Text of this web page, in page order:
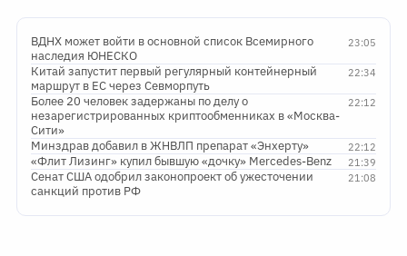
23:05
ВДНХ может войти в основной список Всемирного
наследия ЮНЕСКО
22:34
Китай запустит первый регулярный контейнерный
маршрут в ЕС через Севморпуть
22:12
Более 20 человек задержаны по делу о
незарегистрированных криптообменниках в «Москва-
Сити»
22:12
Минздрав добавил в ЖНВЛП препарат «Энхерту»
21:39
«Флит Лизинг» купил бывшую «дочку» Mercedes-Benz
21:08
Сенат США одобрил законопроект об ужесточении
санкций против РФ